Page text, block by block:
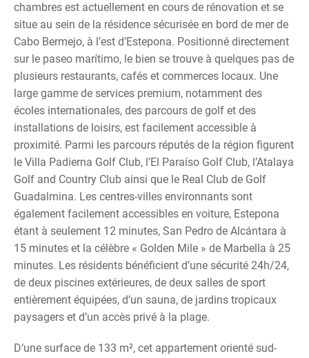
chambres est actuellement en cours de rénovation et se
situe au sein de la résidence sécurisée en bord de mer de
Cabo Bermejo, à l’est d’Estepona. Positionné directement
sur le paseo marítimo, le bien se trouve à quelques pas de
plusieurs restaurants, cafés et commerces locaux. Une
large gamme de services premium, notamment des
écoles internationales, des parcours de golf et des
installations de loisirs, est facilement accessible à
proximité. Parmi les parcours réputés de la région figurent
le Villa Padierna Golf Club, l’El Paraíso Golf Club, l’Atalaya
Golf and Country Club ainsi que le Real Club de Golf
Guadalmina. Les centres-villes environnants sont
également facilement accessibles en voiture, Estepona
étant à seulement 12 minutes, San Pedro de Alcántara à
15 minutes et la célèbre « Golden Mile » de Marbella à 25
minutes. Les résidents bénéficient d’une sécurité 24h/24,
de deux piscines extérieures, de deux salles de sport
entièrement équipées, d’un sauna, de jardins tropicaux
paysagers et d’un accès privé à la plage.
D’une surface de 133 m², cet appartement orienté sud-